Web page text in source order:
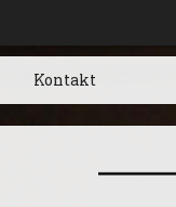
Kontakt